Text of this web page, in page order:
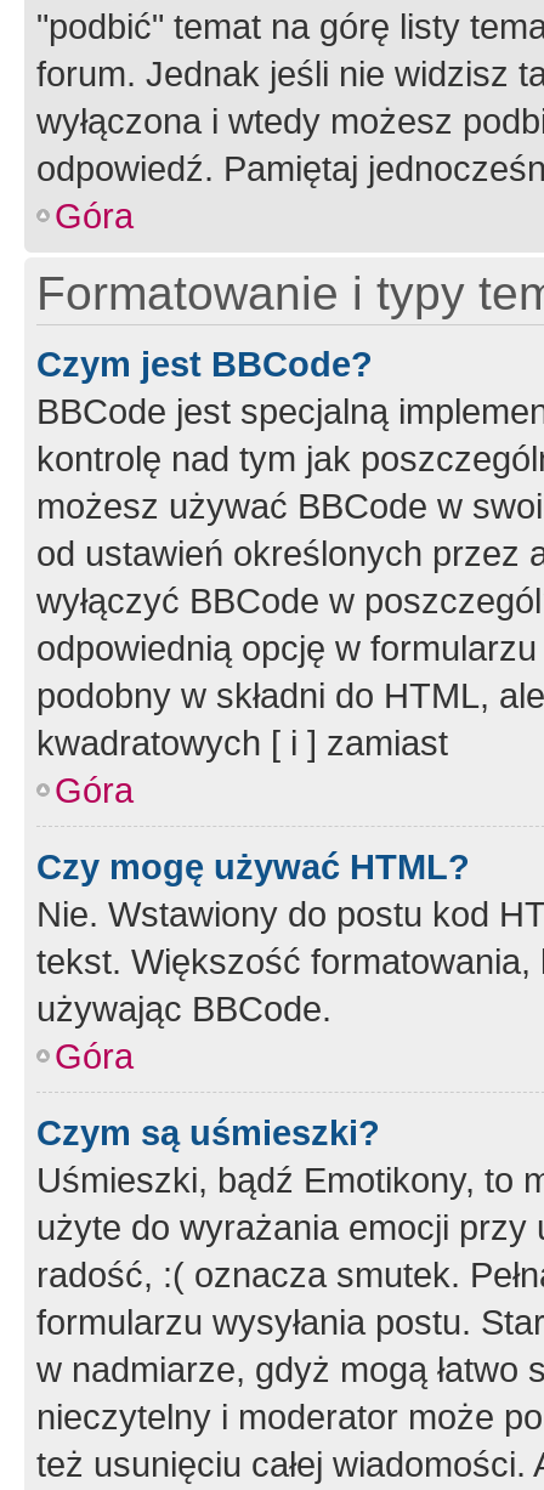
"podbić" temat na górę listy
forum. Jednak jeśli nie widzisz
wyłączona i wtedy możesz
odpowiedź. Pamiętaj
Góra
Formatowanie i typy
Czym jest BBCode?
BBCode jest specjalną
kontrolę nad tym jak
możesz używać BBCode w
od ustawień określonych przez
wyłączyć BBCode w
odpowiednią opcję w
podobny w składni do HTML,
kwadratowych [ i ] zamiast
Góra
Czy mogę używać HTML?
Nie. Wstawiony do postu kod
tekst. Większość
używając BBCode.
Góra
Czym są uśmieszki?
Uśmieszki, bądź Emotikony, to
użyte do wyrażania emocji
radość, :( oznacza smutek.
formularzu wysyłania postu.
w nadmiarze, gdyż mogą
nieczytelny i moderator może
też usunięciu całej